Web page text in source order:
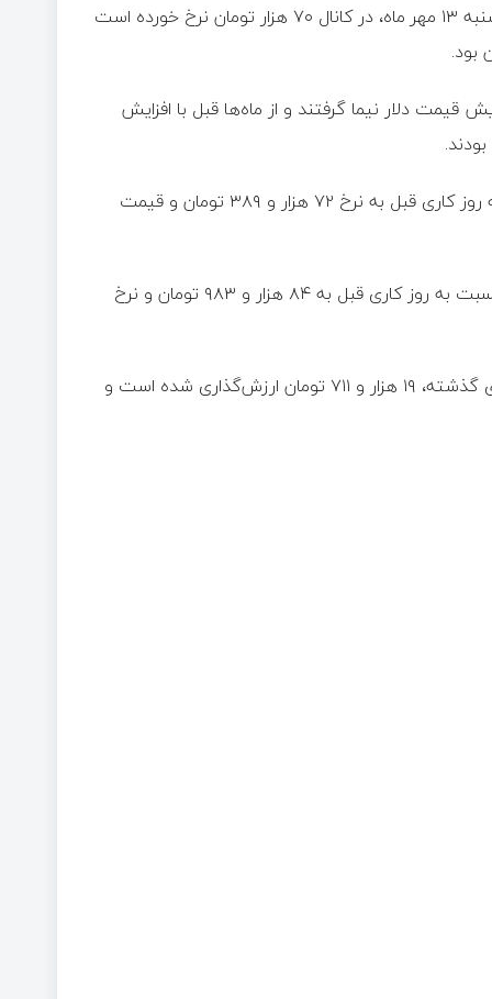
قیمت دلار حواله در معاملات بازار ارز تجاری در حالی هم‌اکنون، یک‌شنبه ۱۳ مهر ماه، در کانال ۷۰ هزار تومان نرخ خورده است
قیمت دلار نیما گرفتند و از ماه‌ها قبل با افزایش
قیمت اسکناس دلار توافقی در بازار تجاری امروز، با افزایش نسبت به روز کاری قبل به نرخ ۷۲ هزار و ۳۸۹ تومان و قیمت
قیمت توافقی هر اسکناس یورو در مرکز مبادله ایران نیز با افزایش نسبت به روز کاری قبل به ۸۴ هزار و ۹۸۳ تومان و نرخ
از سوی دیگر، اسکناس درهم امارات نیز با افزایش نسبت به روز کاری گذشته، ۱۹ هزار و ۷۱۱ تومان ارزش‌گذاری شده است و